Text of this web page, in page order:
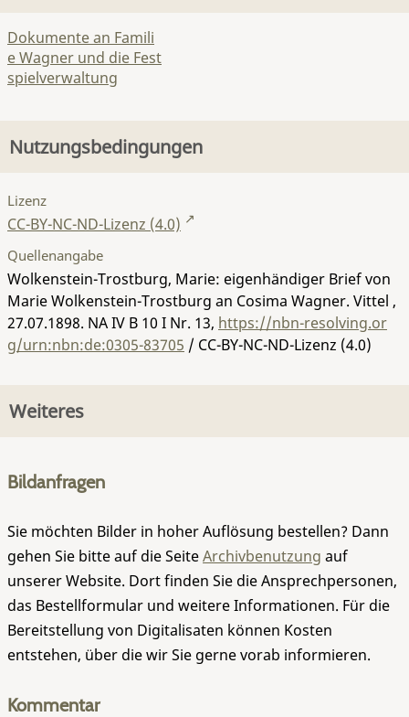
Dokumente an Famili
e Wagner und die Fest
spielverwaltung
Nutzungsbedingungen
Lizenz
CC-BY-NC-ND-Lizenz (4.0)
Quellenangabe
Wolkenstein-Trostburg, Marie: eigenhändiger Brief von
Marie Wolkenstein-Trostburg an Cosima Wagner. Vittel ,
27.07.1898. NA IV B 10 I Nr. 13, https://nbn-resolving.or
g/urn:nbn:de:0305-83705 / CC-BY-NC-ND-Lizenz (4.0)
Weiteres
Bildanfragen
Sie möchten Bilder in hoher Auflösung bestellen? Dann
gehen Sie bitte auf die SeiteArchivbenutzung auf
unserer Website. Dort finden Sie die Ansprechpersonen,
das Bestellformular und weitere Informationen. Für die
Bereitstellung von Digitalisaten können Kosten
entstehen, über die wir Sie gerne vorab informieren.
Kommentar